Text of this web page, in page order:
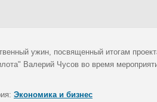
ужин, посвященный итогам
Валерий Чусов во время
Экономика и бизнес